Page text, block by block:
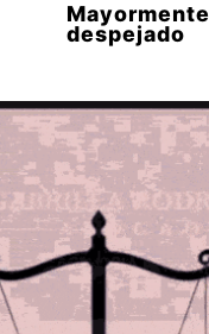
Mayormente
despejado